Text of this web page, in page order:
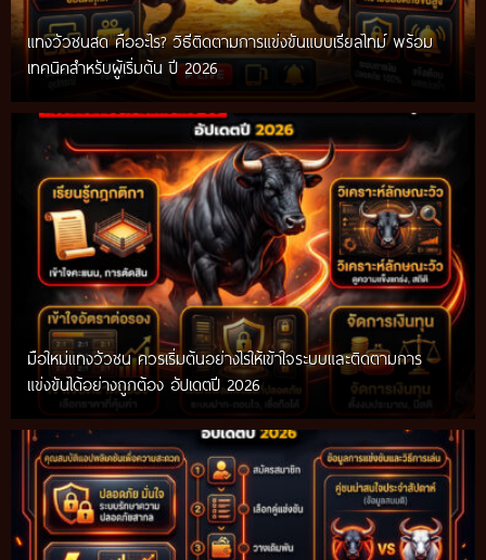
แทงวัวชนสด คืออะไร? วิธีติดตามการแข่งขันแบบเรียลไทม์ พร้อม
เทคนิคสำหรับผู้เริ่มต้น ปี 2026
มือใหม่แทงวัวชน ควรเริ่มต้นอย่างไรให้เข้าใจระบบและติดตามการ
แข่งขันได้อย่างถูกต้อง อัปเดตปี 2026